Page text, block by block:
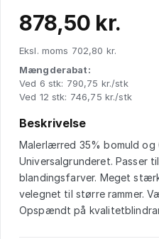
878,50 kr.
Eksl. moms 702,80 kr.
Mængderabat:
Ved 6 stk: 790,75 kr./stk
Ved 12 stk: 746,75 kr./stk
Beskrivelse
Malerlærred 35% bomuld og
Universalgrunderet. Passer
blandingsfarver. Meget
velegnet til større rammer.
Opspændt på